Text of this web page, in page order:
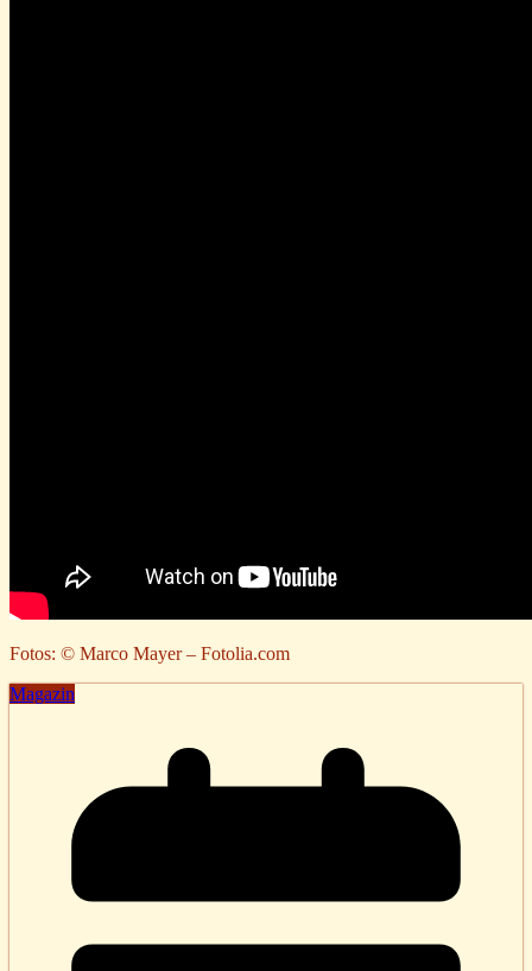
Fotos: © Marco Mayer – Fotolia.com
Magazin